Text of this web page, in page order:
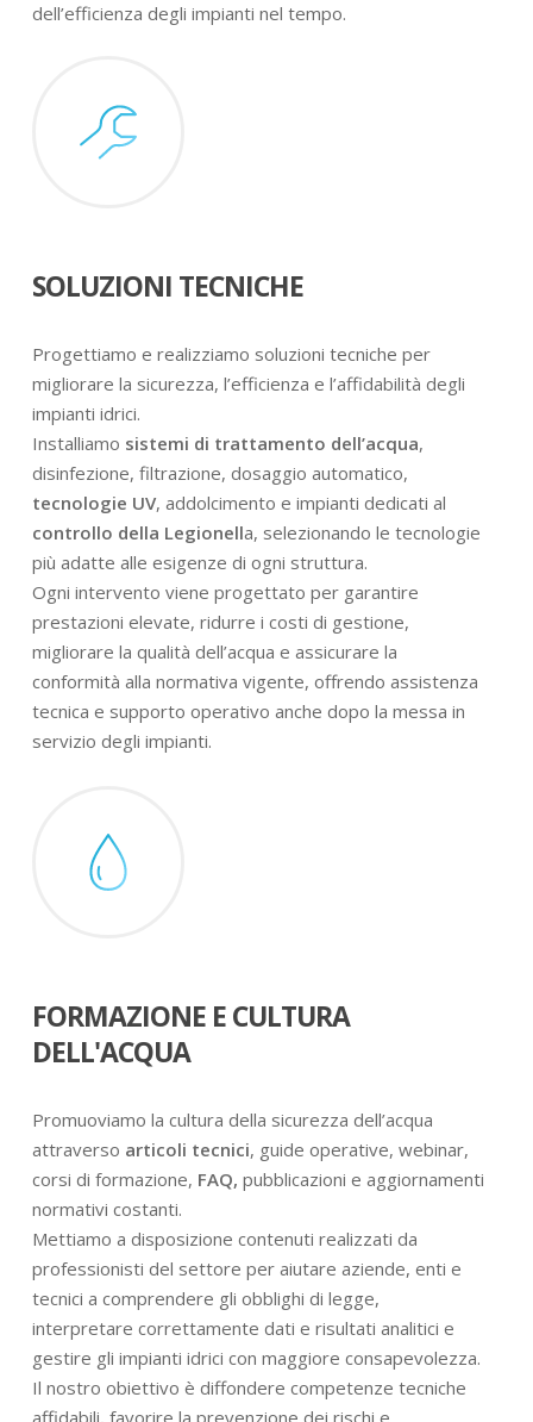
dell’efficienza degli impianti nel tempo.
SOLUZIONI TECNICHE
Progettiamo e realizziamo soluzioni tecniche per
migliorare la sicurezza, l’efficienza e l’affidabilità degli
impianti idrici.
Installiamo sistemi di trattamento dell’acqua,
disinfezione, filtrazione, dosaggio automatico,
tecnologie UV, addolcimento e impianti dedicati al
controllo della Legionella, selezionando le tecnologie
più adatte alle esigenze di ogni struttura.
Ogni intervento viene progettato per garantire
prestazioni elevate, ridurre i costi di gestione,
migliorare la qualità dell’acqua e assicurare la
conformità alla normativa vigente, offrendo assistenza
tecnica e supporto operativo anche dopo la messa in
servizio degli impianti.
FORMAZIONE E CULTURA
DELL'ACQUA
Promuoviamo la cultura della sicurezza dell’acqua
attraverso articoli tecnici, guide operative, webinar,
corsi di formazione, FAQ, pubblicazioni e aggiornamenti
normativi costanti.
Mettiamo a disposizione contenuti realizzati da
professionisti del settore per aiutare aziende, enti e
tecnici a comprendere gli obblighi di legge,
interpretare correttamente dati e risultati analitici e
gestire gli impianti idrici con maggiore consapevolezza.
Il nostro obiettivo è diffondere competenze tecniche
affidabili, favorire la prevenzione dei rischi e